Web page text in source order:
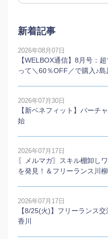
新着記事
2026年08月07日
【WELBOX通信】8月号：
って＼60％OFF／で購入♪
2026年07月30日
【新ベネフィット】バーチ
始
2026年07月17日
〖メルマガ〗スキル棚卸し
を発見！＆フリーランス川
2026年07月17日
【8/25(火)】フリーランス
香川